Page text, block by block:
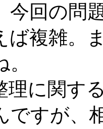
今回の問
ば複雑。
理に関す
ですが、